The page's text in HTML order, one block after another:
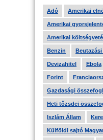
Adó Amerikai
Amerikai
Amerikai
Benzin
Devizahitel Ebola
Forint
Gazdasági
Heti tőzsdei
Iszlám Állam
Külföldi sajtó